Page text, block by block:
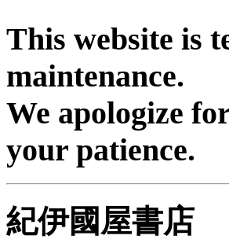
This website is
maintenance.
We apologize
your patience.
紀伊國屋書店